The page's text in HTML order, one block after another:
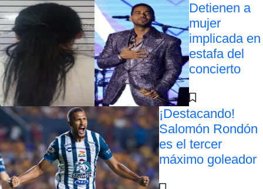
Detienen a
mujer
implicada en
estafa del
concierto
¡Destacando!
Salomón Rondón
es el tercer
máximo goleador